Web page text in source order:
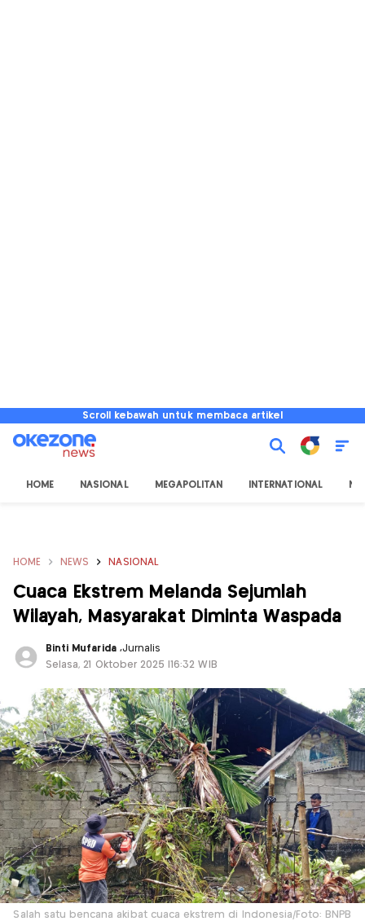
Scroll kebawah untuk membaca artikel
HOME NASIONAL MEGAPOLITAN INTERNATIONAL
HOME NEWS NASIONAL
Cuaca Ekstrem Melanda Sejumlah
Wilayah, Masyarakat Diminta Waspada
Binti Mufarida ,Jurnalis
Selasa, 21 Oktober 2025 |16:32 WIB
Salah satu bencana akibat cuaca ekstrem di Indonesia/Foto: BNPB